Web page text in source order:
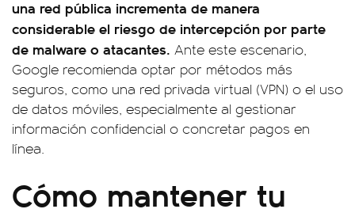
una red pública incrementa de manera
considerable el riesgo de intercepción por parte
de malware o atacantes. Ante este escenario,
Google recomienda optar por métodos más
seguros, como una red privada virtual (VPN) o el uso
de datos móviles, especialmente al gestionar
información confidencial o concretar pagos en
línea.
Cómo mantener tu